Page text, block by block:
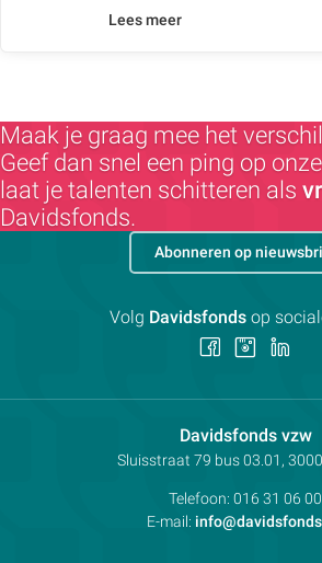
Lees meer
Maak je graag mee het
Geef dan snel een ping op
laat je talenten schitteren als
Davidsfonds.
Davidsfonds vzw
Adres:
Sluisstraat 79 bus 03.01, 3000
Telefoon: 016 31 06 00
E-mail:
Abonneren op
Volg Davidsfondsop
Volg Volg